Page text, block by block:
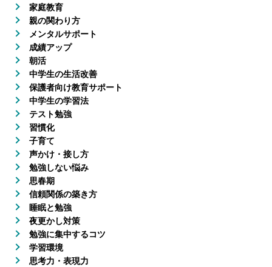
家庭教育
親の関わり方
メンタルサポート
成績アップ
朝活
中学生の生活改善
保護者向け教育サポート
中学生の学習法
テスト勉強
習慣化
子育て
声かけ・接し方
勉強しない悩み
思春期
信頼関係の築き方
睡眠と勉強
夜更かし対策
勉強に集中するコツ
学習環境
思考力・表現力